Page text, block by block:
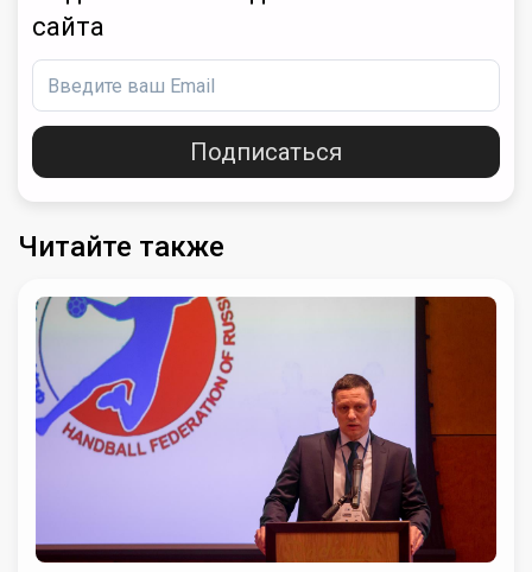
сайта
Подписаться
Читайте также